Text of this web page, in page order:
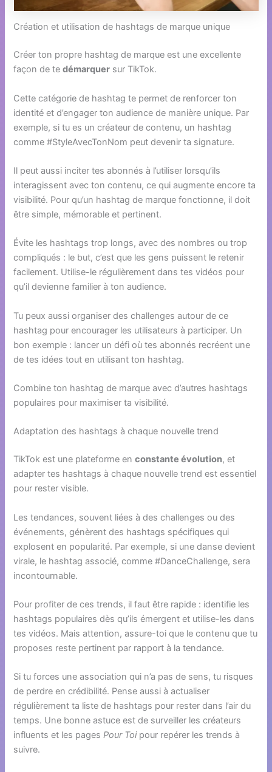
Création et utilisation de hashtags de marque unique
Créer ton propre hashtag de marque est une excellente
façon de tedémarquer sur TikTok.
Cette catégorie de hashtag te permet de renforcer ton
identité et d’engager ton audience de manière unique. Par
exemple, si tu es un créateur de contenu, un hashtag
comme #StyleAvecTonNom peut devenir ta signature.
Il peut aussi inciter tes abonnés à l’utiliser lorsqu’ils
interagissent avec ton contenu, ce qui augmente encore ta
visibilité. Pour qu’un hashtag de marque fonctionne, il doit
être simple, mémorable et pertinent.
Évite les hashtags trop longs, avec des nombres ou trop
compliqués : le but, c’est que les gens puissent le retenir
facilement. Utilise-le régulièrement dans tes vidéos pour
qu’il devienne familier à ton audience.
Tu peux aussi organiser des challenges autour de ce
hashtag pour encourager les utilisateurs à participer. Un
bon exemple : lancer un défi où tes abonnés recréent une
de tes idées tout en utilisant ton hashtag.
Combine ton hashtag de marque avec d’autres hashtags
populaires pour maximiser ta visibilité.
Adaptation des hashtags à chaque nouvelle trend
TikTok est une plateforme enconstante évolution, et
adapter tes hashtags à chaque nouvelle trend est essentiel
pour rester visible.
Les tendances, souvent liées à des challenges ou des
événements, génèrent des hashtags spécifiques qui
explosent en popularité. Par exemple, si une danse devient
virale, le hashtag associé, comme #DanceChallenge, sera
incontournable.
Pour profiter de ces trends, il faut être rapide : identifie les
hashtags populaires dès qu’ils émergent et utilise-les dans
tes vidéos. Mais attention, assure-toi que le contenu que tu
proposes reste pertinent par rapport à la tendance.
Si tu forces une association qui n’a pas de sens, tu risques
de perdre en crédibilité. Pense aussi à actualiser
régulièrement ta liste de hashtags pour rester dans l’air du
temps. Une bonne astuce est de surveiller les créateurs
influents et les pagesPour Toipour repérer les trends à
suivre.